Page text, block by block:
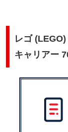
レゴ
キャリアー